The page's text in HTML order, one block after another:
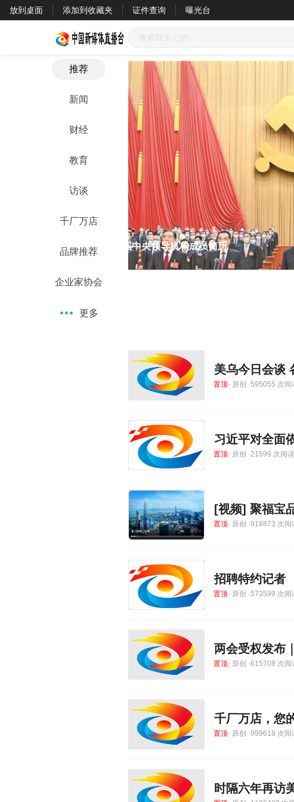
放到桌面 添加到收藏夹 证件查询 曝光台
推荐
新闻
财经
教育
访谈
千厂万店
品牌推荐
企业家协会
更多
汪洋会见台湾代表
美乌今日会谈
置顶· 原创 ·595055 次
习近平对全面
置顶· 原创 ·21599 次阅
[视频] 聚福宝
置顶· 原创 ·918873 次
招聘特约记者
置顶· 原创 ·573599 次
两会受权发布
置顶· 原创 ·615708 次
千厂万店，您
置顶· 原创 ·999618 次
时隔六年再访